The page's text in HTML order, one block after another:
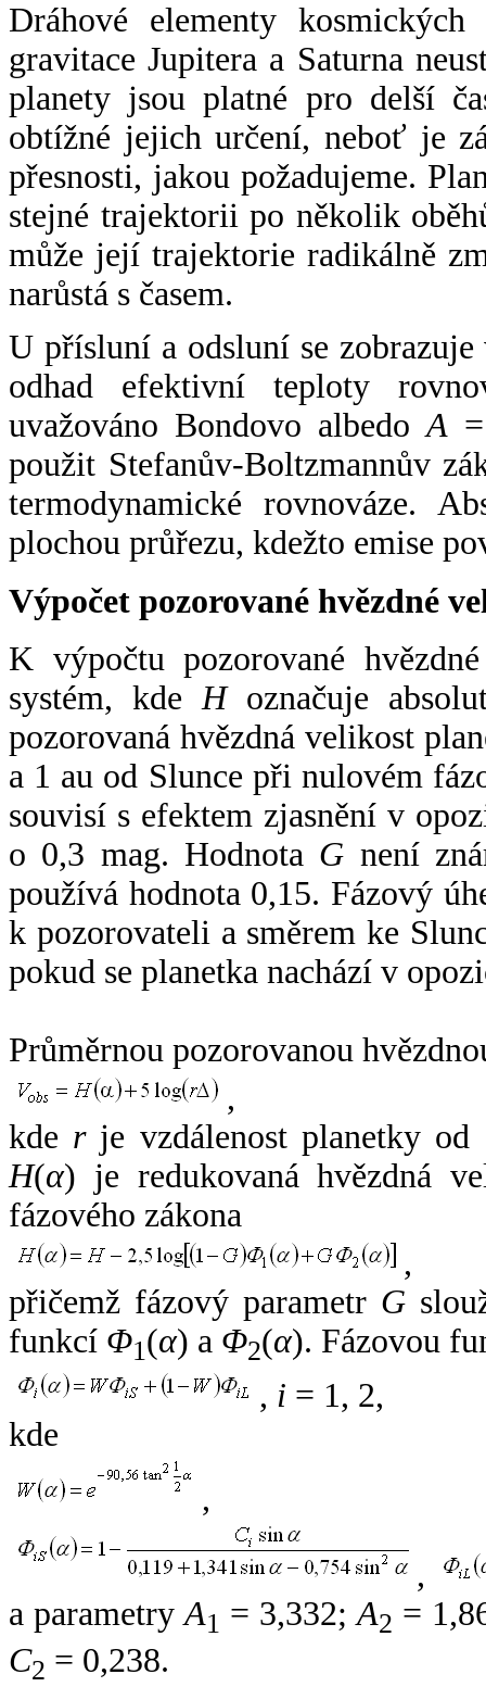
Dráhové elementy
gravitace Jupitera a Saturna
planety jsou platné pro delší
obtížné jejich určení, neboť je
přesnosti, jakou požadujeme.
stejné trajektorii po několik
může její trajektorie radikálně
narůstá s časem.
U přísluní a odsluní se
odhad efektivní teploty
uvažováno Bondovo albedoA
použit Stefanův-Boltzmannův
termodynamické rovnováze.
plochou průřezu, kdežto emise
Výpočet pozorované hvězdné
K výpočtu pozorované
systém, kde Hoznačuje
pozorovaná hvězdná velikost
a 1 au od Slunce při nulovém
souvisí s efektem zjasnění v
o 0,3 mag. Hodnota G není
používá hodnota 0,15. Fázový
k pozorovateli a směrem ke
pokud se planetka nachází v
Průměrnou pozorovanou
,
kde rje vzdálenost planetky od
H(α) je redukovaná hvězdná
fázového zákona
,
přičemž fázový parametr G
funkcí Φ1(α) a Φ2(α). Fázovou
, i = 1, 2,
kde
,
,
a parametryA1 = 3,332;A2 =
C2 = 0,238.